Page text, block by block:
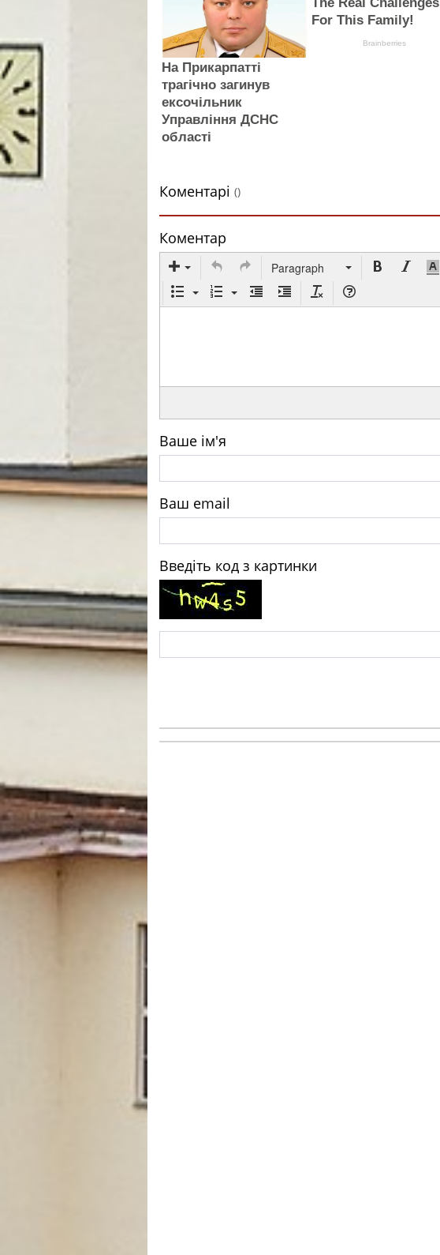
На Прикарпатті
трагічно загинув
ексочільник
Управління ДСНС
області
For This Family!
Brainberries
Коментарі ()
Коментар
Paragraph
Ваше ім'я
Ваш email
Введіть код з картинки